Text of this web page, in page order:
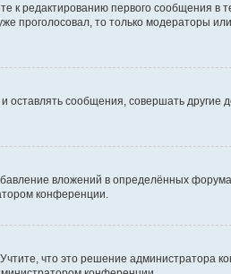
к редактированию первого сообщения в
проголосовал, то только модераторы
сообщения, совершать другие
вложений в определённых
конференции.
что это решение администратора